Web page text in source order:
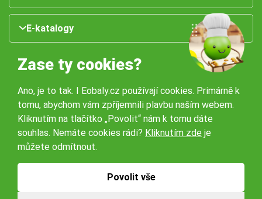
E-katalogy
Naše pobočky:
Obchodní podmínky
Zase ty cookies?
Ano, je to tak. I Eobaly.cz používají cookies. Primárně k
tomu, abychom vám zpříjemnili plavbu naším webem.
Kliknutím na tlačítko „Povolit“ nám k tomu dáte
souhlas. Nemáte cookies rádi? Kliknutím zde je
můžete odmítnout.
Povolit vše